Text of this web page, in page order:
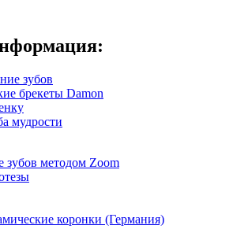
зубов
брекеты Damon
мудрости
зубов методом Zoom
коронки (Германия)